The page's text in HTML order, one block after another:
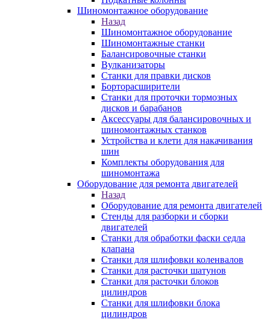
Шиномонтажное оборудование
Назад
Шиномонтажное оборудование
Шиномонтажные станки
Балансировочные станки
Вулканизаторы
Станки для правки дисков
Борторасширители
Станки для проточки тормозных
дисков и барабанов
Аксессуары для балансировочных и
шиномонтажных станков
Устройства и клети для накачивания
шин
Комплекты оборудования для
шиномонтажа
Оборудование для ремонта двигателей
Назад
Оборудование для ремонта двигателей
Стенды для разборки и сборки
двигателей
Станки для обработки фаски седла
клапана
Станки для шлифовки коленвалов
Станки для расточки шатунов
Станки для расточки блоков
цилиндров
Станки для шлифовки блока
цилиндров